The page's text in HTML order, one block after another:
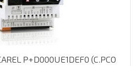
P+D000UE1DEF0 (C.PCO